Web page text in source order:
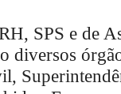
SPS e de
diversos